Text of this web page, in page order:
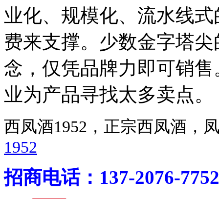
业化、规模化、流水线
费来支撑。少数金字塔
念，仅凭品牌力即可销
业为产品寻找太多卖点。
西凤酒1952，正宗西凤酒
1952
招商电话：137-2076-7752